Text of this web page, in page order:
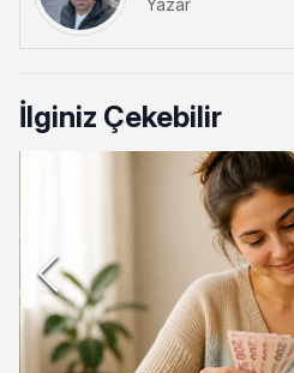
Yazar
İlginiz Çekebilir